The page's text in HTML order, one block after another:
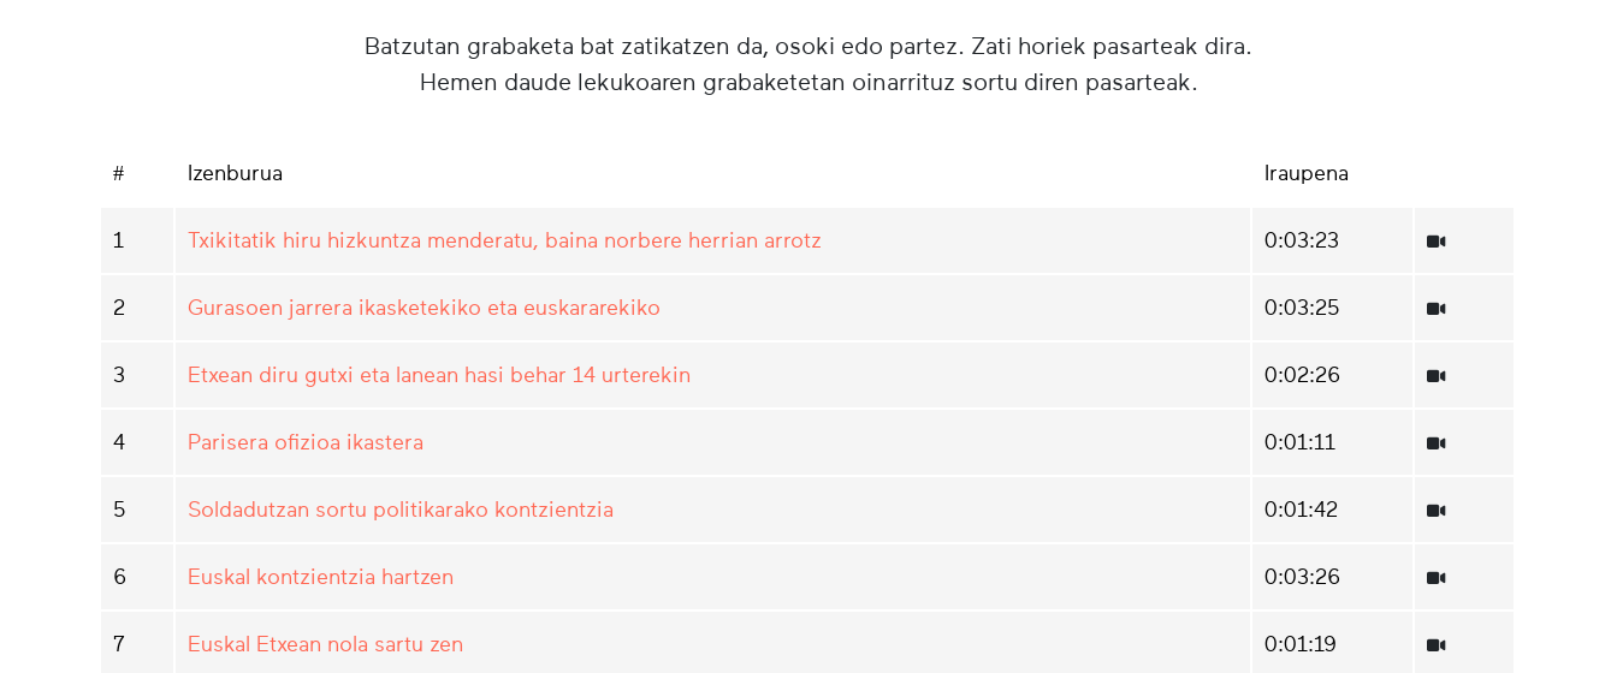
Batzutan grabaketa bat zatikatzen da, osoki edo partez. Zati horiek pasarteak dira.
Hemen daude lekukoaren grabaketetan oinarrituz sortu diren pasarteak.
# Izenburua Iraupena
1 Txikitatik hiru hizkuntza menderatu, baina norbere herrian arrotz 0:03:23
2 Gurasoen jarrera ikasketekiko eta euskararekiko 0:03:25
3 Etxean diru gutxi eta lanean hasi behar 14 urterekin 0:02:26
4 Parisera ofizioa ikastera 0:01:11
5 Soldadutzan sortu politikarako kontzientzia 0:01:42
6 Euskal kontzientzia hartzen 0:03:26
7 Euskal Etxean nola sartu zen 0:01:19